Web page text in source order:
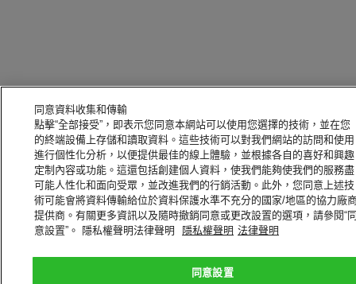
同意資料收集和傳輸
點擊“全部接受”，即表示您同意本網站可以使用您選擇的技術，並在您
的終端設備上存儲和讀取資料。這些技術可以對我們網站的訪問和使用
進行個性化分析，以便提供最佳的線上體驗，並根據各自的喜好和興趣
定制內容或功能。這還包括創建個人資料，使我們能夠使我們的服務盡
可能人性化和面向受眾，並改進我們的行銷活動。此外，您同意上述技
術可能會將資料傳輸給位於資料保護水準不充分的國家/地區的協力廠
提供商。有關更多資訊以及隨時撤銷同意或更改設置的選項，請參閱“
意設置”。 隱私權聲明法律聲明
隱私權聲明 法律聲明
同意設置